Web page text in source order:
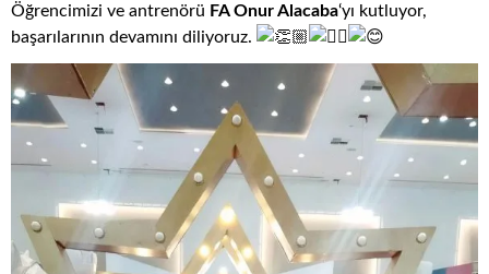
Öğrencimizi ve antrenörü FA Onur Alacaba‘yı kutluyor,
başarılarının devamını diliyoruz.